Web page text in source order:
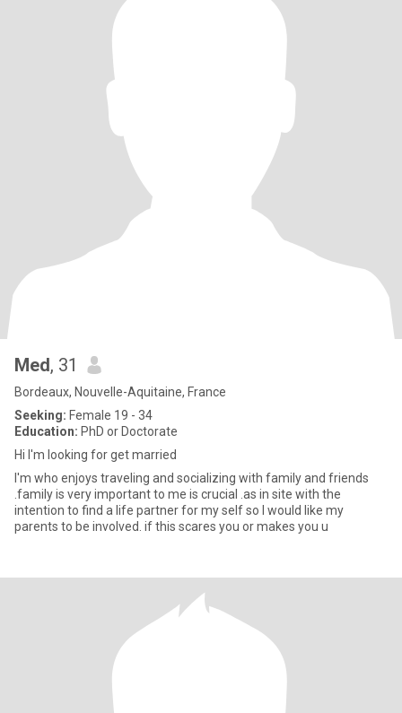
Med, 31
Bordeaux, Nouvelle-Aquitaine, France
Seeking: Female 19 - 34
Education: PhD or Doctorate
Hi I'm looking for get married
I'm who enjoys traveling and socializing with family and friends
.family is very important to me is crucial .as in site with the
intention to find a life partner for my self so I would like my
parents to be involved. if this scares you or makes you u